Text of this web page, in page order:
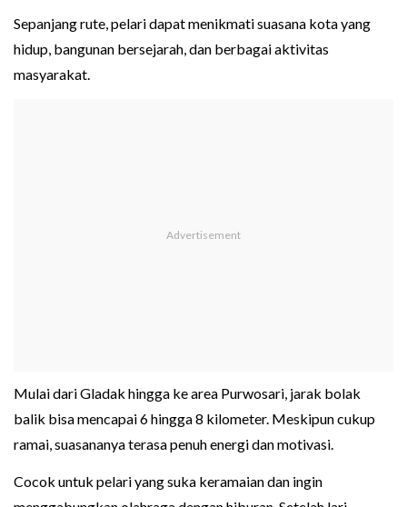
Sepanjang rute, pelari dapat menikmati suasana kota yang
hidup, bangunan bersejarah, dan berbagai aktivitas
masyarakat.
Mulai dari Gladak hingga ke area Purwosari, jarak bolak
balik bisa mencapai 6 hingga 8 kilometer. Meskipun cukup
ramai, suasananya terasa penuh energi dan motivasi.
Cocok untuk pelari yang suka keramaian dan ingin